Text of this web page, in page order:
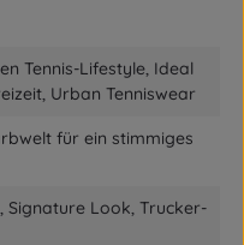
Tennis-Lifestyle, Ideal
Urban Tenniswear
für ein stimmiges
Signature Look, Trucker-